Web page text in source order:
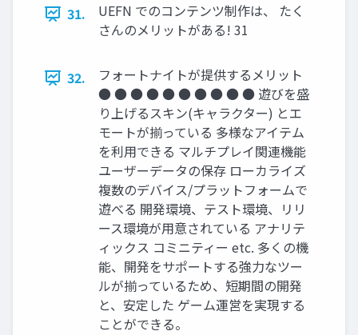
31.
UEFN でのコンテンツ制作は、 たく
さんのメリットがある! 31
32.
フォートナイトが提供するメリット
● ● ● ● ● ● ● ● ● ● 遊びを盛
り上げるスキン(キャラクター) とエ
モートが揃っている 多様なアイテム
を利用できる マルチプレイ関連機能
ユーザーデータの保存 ローカライズ
複数のデバイス/プラットフォームで
遊べる 開発環境、テスト環境、リリ
ース環境が用意されている アナリテ
ィックス コミニティー etc. 多くの機
能、開発をサポートする強力なツー
ルが揃っているため、短期間の開発
と、安定した ゲーム運営を実現する
ことができる。